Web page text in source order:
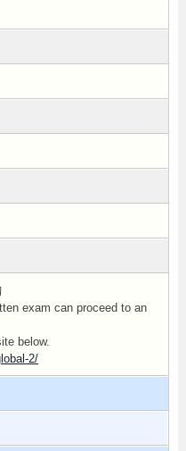
exam can proceed to an
below.
2/